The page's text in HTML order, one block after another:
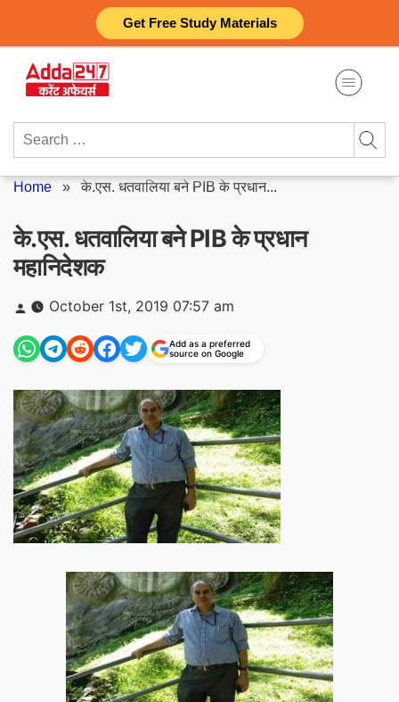
Get Free Study Materials
content
Search
Home »के.एस. धतवालिया बने PIB के प्रधान...
के.एस. धतवालिया बने PIB के प्रधान
महानिदेशक
Posted
by
October 1st, 2019 07:57 am
Add as a preferred
source on Google